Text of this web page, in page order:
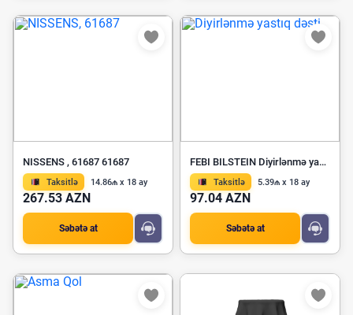
NISSENS , 61687 61687
Taksitlə 14.86₼ x 18 ay
267.53 AZN
Səbətə at
FEBI BILSTEIN Diyirlənmə yastıq dəsti 49703
Taksitlə 5.39₼ x 18 ay
97.04 AZN
Səbətə at